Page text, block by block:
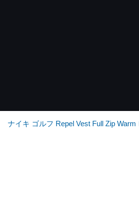
ナイキ ゴルフ Repel Vest Full Zip Warm